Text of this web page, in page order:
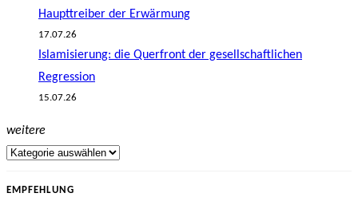
Haupttreiber der Erwärmung
17.07.26
Islamisierung: die Querfront der gesellschaftlichen
Regression
15.07.26
weitere
EMPFEHLUNG